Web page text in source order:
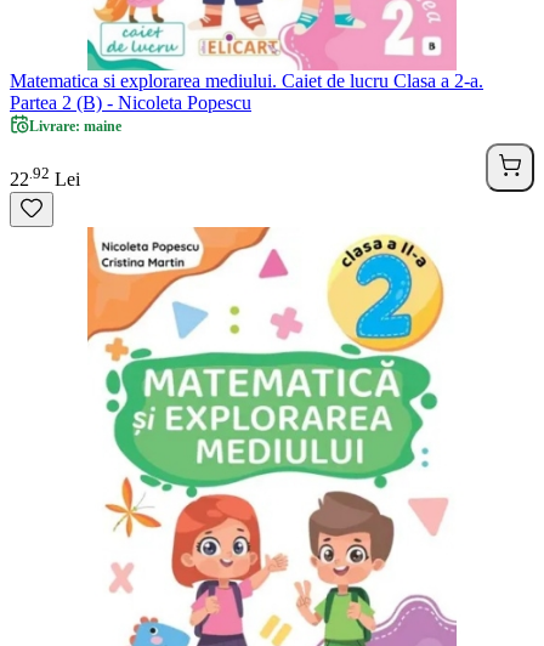
Matematica si explorarea mediului. Caiet de lucru Clasa a 2-a.
Partea 2 (B) - Nicoleta Popescu
Livrare: maine
22 92 Lei